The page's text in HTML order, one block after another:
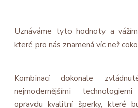
Uznáváme tyto hodnoty a
které pro nás znamená víc než
Kombinací dokonale
nejmodernějšími
opravdu kvalitní šperky, které